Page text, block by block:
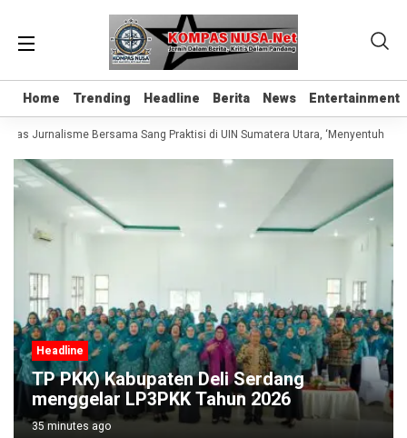
Home Trending Headline Berita News Entertainment
Home Trending Headline Berita News Entertainment
Jurnalisme Bersama Sang Praktisi di UIN Sumatera Utara, ‘Menyentuh Hati
Headline
TP PKK) Kabupaten Deli Serdang
menggelar LP3PKK Tahun 2026
35 minutes ago